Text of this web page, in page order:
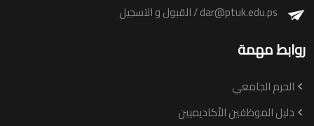
dar@ptuk.edu.ps/ القبول و التسجيل
روابط مهمة
الحرم الجامعي
دليل الموظفين الأكاديميين